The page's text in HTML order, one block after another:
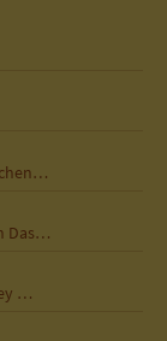
Das…
…